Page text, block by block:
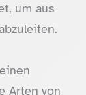
um aus
Arten von